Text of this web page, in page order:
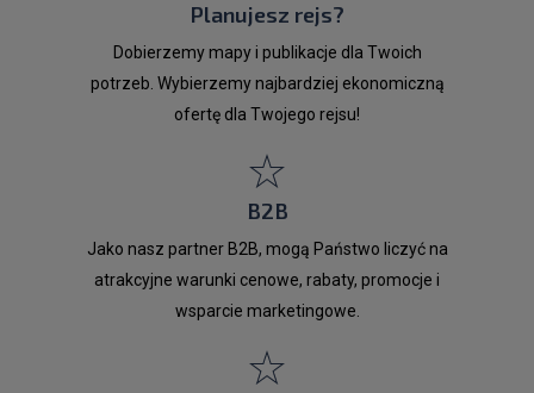
Planujesz rejs?
Dobierzemy mapy i publikacje dla Twoich
potrzeb. Wybierzemy najbardziej ekonomiczną
ofertę dla Twojego rejsu!
B2B
Jako nasz partner B2B, mogą Państwo liczyć na
atrakcyjne warunki cenowe, rabaty, promocje i
wsparcie marketingowe.